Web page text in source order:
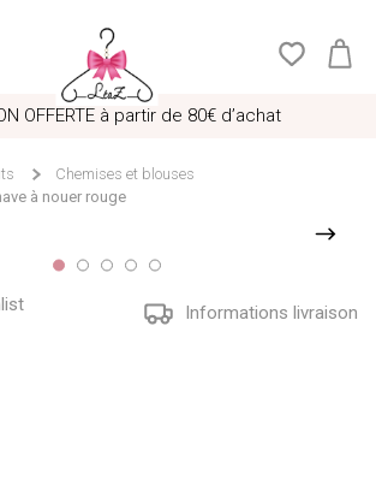
OFFERTE à partir de 80€ d’achat
Chemises et blouses
à nouer rouge
Informations livraison